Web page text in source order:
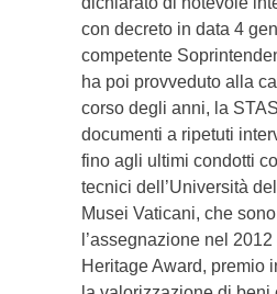
con decreto in data 4
competente
ha poi provveduto alla
corso degli anni, la
documenti a ripetuti
fino agli ultimi condotti
tecnici dell’Università
Musei Vaticani, che
l’assegnazione nel 2012
Heritage Award, premio